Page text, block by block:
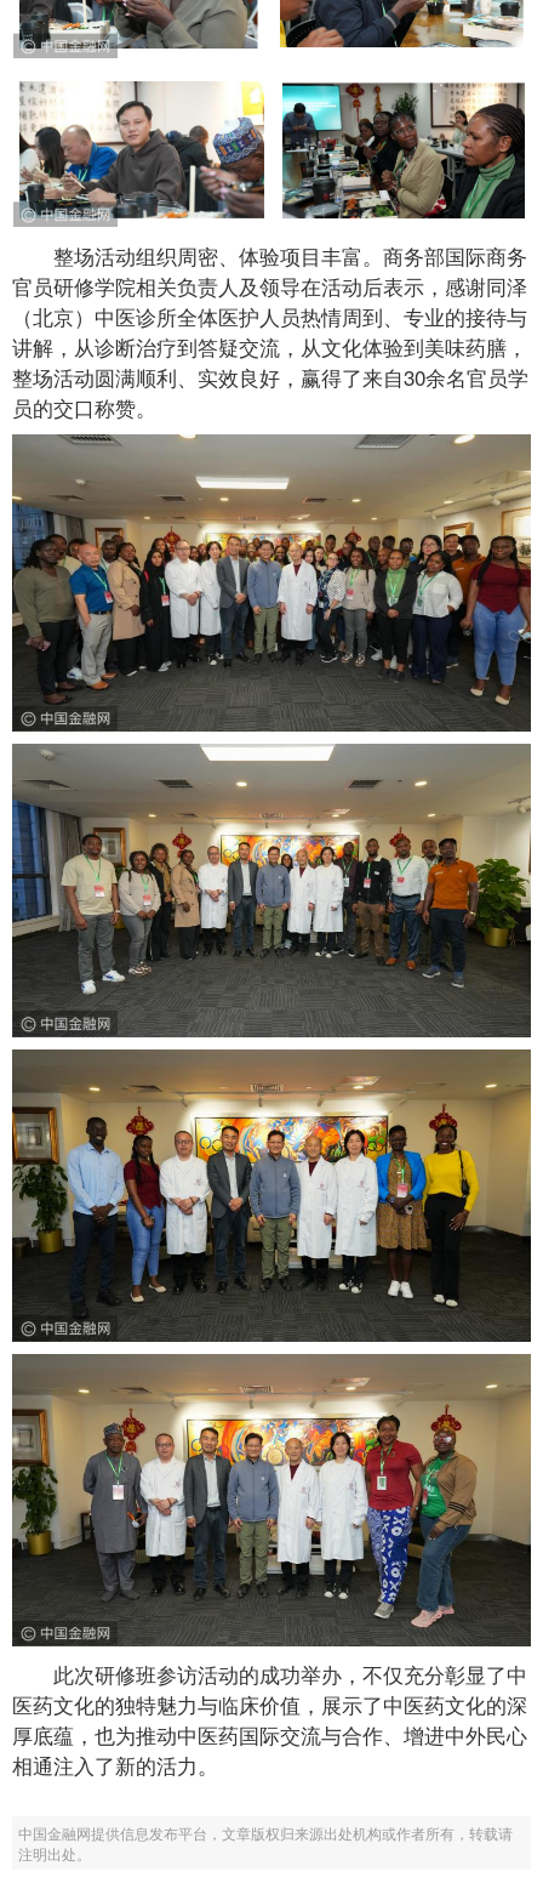
整场活动组织周密、体验项目丰富。商务部国际商务
官员研修学院相关负责人及领导在活动后表示，感谢同泽
（北京）中医诊所全体医护人员热情周到、专业的接待与
讲解，从诊断治疗到答疑交流，从文化体验到美味药膳，
整场活动圆满顺利、实效良好，赢得了来自30余名官员学
员的交口称赞。
此次研修班参访活动的成功举办，不仅充分彰显了中
医药文化的独特魅力与临床价值，展示了中医药文化的深
厚底蕴，也为推动中医药国际交流与合作、增进中外民心
相通注入了新的活力。
中国金融网提供信息发布平台，文章版权归来源出处机构或作者所有，转载请
注明出处。